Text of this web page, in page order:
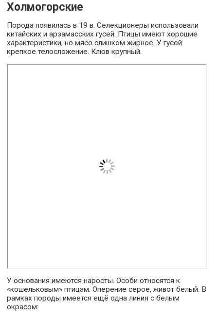
Холмогорские
Порода появилась в 19 в. Селекционеры использовали
китайских и арзамасских гусей. Птицы имеют хорошие
характеристики, но мясо слишком жирное. У гусей
крепкое телосложение. Клюв крупный.
У основания имеются наросты. Особи относятся к
«кошельковым» птицам. Оперение серое, живот белый. В
рамках породы имеется ещё одна линия с белым
окрасом: